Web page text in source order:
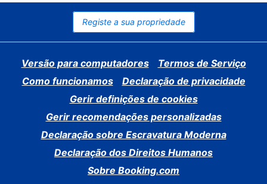
Registe a sua propriedade
Versão para computadores
Termos de Serviço
Como funcionamos
Declaração de privacidade
Gerir definições de cookies
Gerir recomendações personalizadas
Declaração sobre Escravatura Moderna
Declaração dos Direitos Humanos
Sobre Booking.com